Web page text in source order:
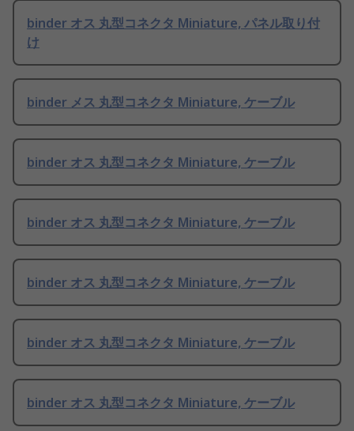
binder オス 丸型コネクタ Miniature, パネル取り付
け
binder メス 丸型コネクタ Miniature, ケーブル
binder オス 丸型コネクタ Miniature, ケーブル
binder オス 丸型コネクタ Miniature, ケーブル
binder オス 丸型コネクタ Miniature, ケーブル
binder オス 丸型コネクタ Miniature, ケーブル
binder オス 丸型コネクタ Miniature, ケーブル